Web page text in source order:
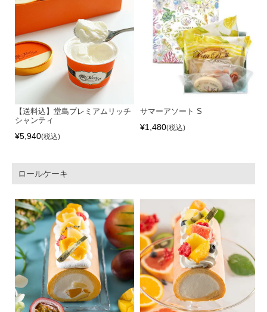
【送料込】堂島プレミアムリッチ
シャンティ
¥5,940 税込
サマーアソート S
¥1,480 税込
ロールケーキ